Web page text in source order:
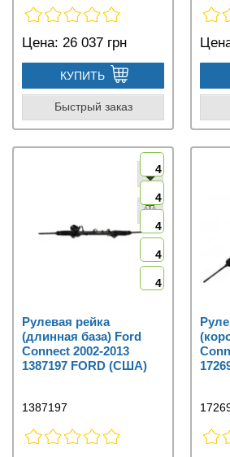
Цена: 26 037 грн
КУПИТЬ
Быстрый заказ
4
4
4
4
4
Рулевая рейка
(длинная база) Ford
Connect 2002-2013
1387197 FORD (США)
1387197